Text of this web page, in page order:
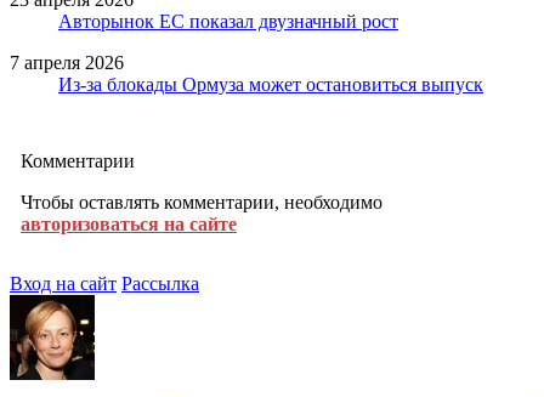
Авторынок ЕС показал двузначный рост
7 апреля 2026
Из-за блокады Ормуза может остановиться выпуск
Комментарии
Чтобы оставлять комментарии, необходимо
авторизоваться на сайте
Вход на сайт Рассылка